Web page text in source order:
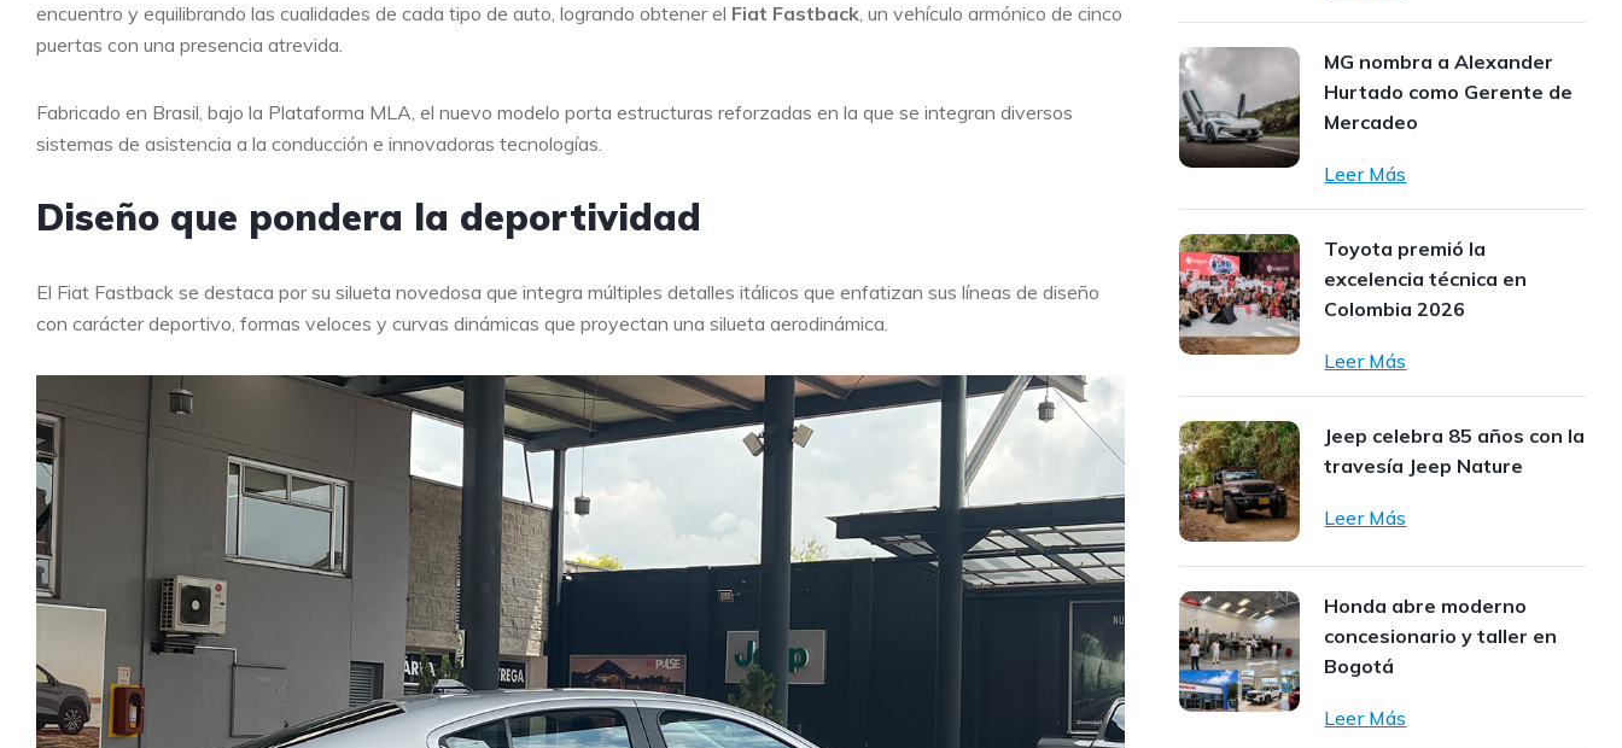
encuentro y equilibrando las cualidades de cada tipo de auto, logrando obtener el Fiat Fastback, un vehículo armónico de cinco
puertas con una presencia atrevida.
Fabricado en Brasil, bajo la Plataforma MLA, el nuevo modelo porta estructuras reforzadas en la que se integran diversos
sistemas de asistencia a la conducción e innovadoras tecnologías.
Diseño que pondera la deportividad
El Fiat Fastback se destaca por su silueta novedosa que integra múltiples detalles itálicos que enfatizan sus líneas de diseño
con carácter deportivo, formas veloces y curvas dinámicas que proyectan una silueta aerodinámica.
MG nombra a Alexander
Hurtado como Gerente de
Mercadeo
Leer Más
Toyota premió la
excelencia técnica en
Colombia 2026
Leer Más
Jeep celebra 85 años con la
travesía Jeep Nature
Leer Más
Honda abre moderno
concesionario y taller en
Bogotá
Leer Más